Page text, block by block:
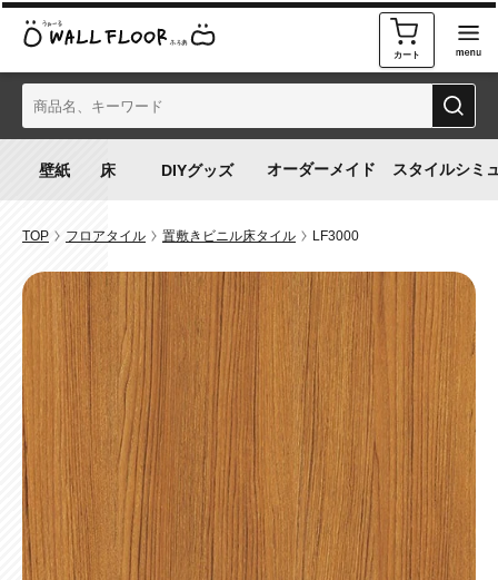
カート
オーダーメイド スタイルシミ
TOP フロアタイル 置敷きビニル床タイル LF3000